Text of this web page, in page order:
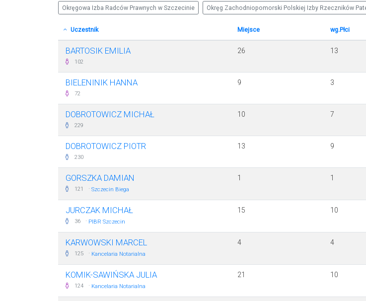
Okręgowa Izba Radców Prawnych w Szczecinie Okręg Zachodniopomorski Polskiej Izby Rzeczników
Uczestnik Miejsce wg.Płci
BARTOSIK EMILIA
102
26 13
BIELENINIK HANNA
72
9 3
DOBROTOWICZ MICHAŁ
229
10 7
DOBROTOWICZ PIOTR
230
13 9
GORSZKA DAMIAN
121 · Szczecin Biega
1 1
JURCZAK MICHAŁ
36 · PIBR Szczecin
15 10
KARWOWSKI MARCEL
125 · Kancelaria Notarialna
4 4
KOMIK-SAWIŃSKA JULIA
124 · Kancelaria Notarialna
21 10